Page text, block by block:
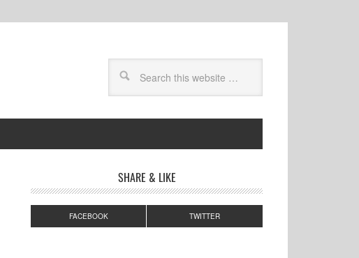
SHARE & LIKE
FACEBOOK TWITTER